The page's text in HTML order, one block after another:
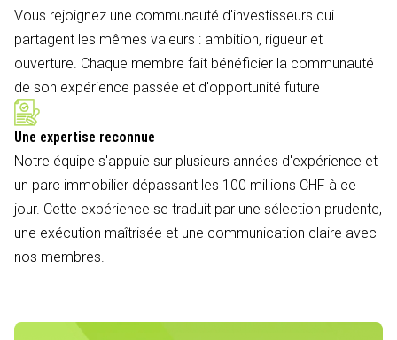
Vous rejoignez une communauté d'investisseurs qui
partagent les mêmes valeurs : ambition, rigueur et
ouverture. Chaque membre fait bénéficier la communauté
de son expérience passée et d'opportunité future
Une expertise reconnue
Notre équipe s'appuie sur plusieurs années d'expérience et
un parc immobilier dépassant les 100 millions CHF à ce
jour. Cette expérience se traduit par une sélection prudente,
une exécution maîtrisée et une communication claire avec
nos membres.